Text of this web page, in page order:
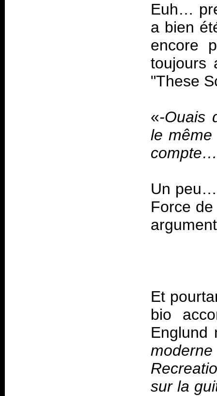
Euh…
a bien
encore
toujours
«-Ouais
le
Un peu…
Force
Et
bio
Englund
sur la